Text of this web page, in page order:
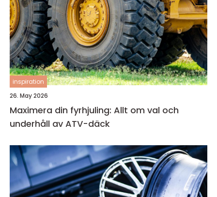
inspiration
26. May 2026
Maximera din fyrhjuling: Allt om val och
underhåll av ATV-däck